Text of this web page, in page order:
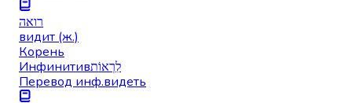
רואה
видит (ж.)
Корень
Инфинитивלִרְאוֹת
Перевод инф.видеть